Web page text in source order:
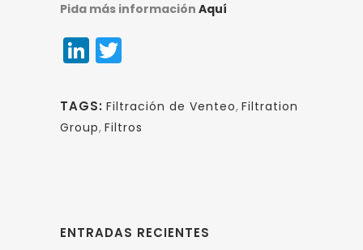
Pida más información Aquí
LinkedIn
TAGS: Filtración de Venteo, Filtration
Group, Filtros
ENTRADAS RECIENTES